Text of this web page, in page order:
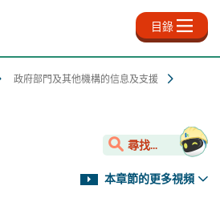
目錄
政府部門及其他機構的信息及支援
尋找...
本章節的更多視頻